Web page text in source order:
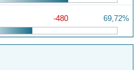
-480 69,72%